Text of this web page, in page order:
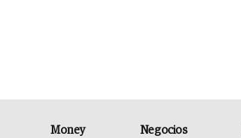
Money Negocios